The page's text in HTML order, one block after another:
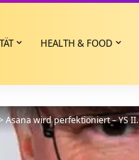
HEALTH & FOOD
Asana wird perfektioniert – YS